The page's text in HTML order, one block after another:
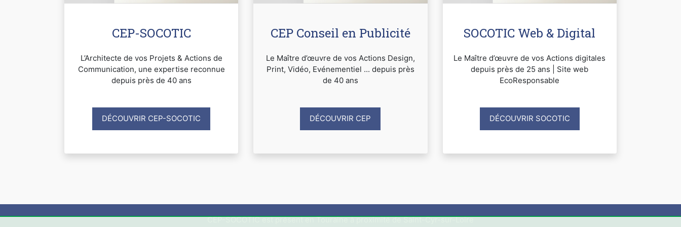
CEP-SOCOTIC
L’Architecte de vos Projets & Actions de
Communication, une expertise reconnue
depuis près de 40 ans
DÉCOUVRIR CEP-SOCOTIC
CEP Conseil en Publicité
Le Maître d’œuvre de vos Actions Design,
Print, Vidéo, Evénementiel ... depuis près
de 40 ans
DÉCOUVRIR CEP
SOCOTIC Web & Digital
Le Maître d’œuvre de vos Actions digitales
depuis près de 25 ans | Site web
EcoResponsable
DÉCOUVRIR SOCOTIC
CEP-SOCOTIC est présent en Touraine à proximité de Saint-Cyr-sur-Loire